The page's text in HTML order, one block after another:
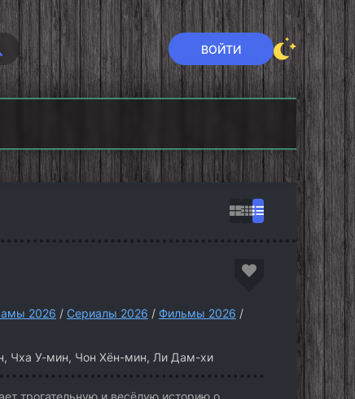
ВОЙТИ
Семья Кардашьян
Секретный
уровень (2026)
2026 / Сериалы 2026 / Фильмы 2026 /
Чха У-мин, Чон Хён-мин, Ли Дам-хи
трогательную и весёлую историю о